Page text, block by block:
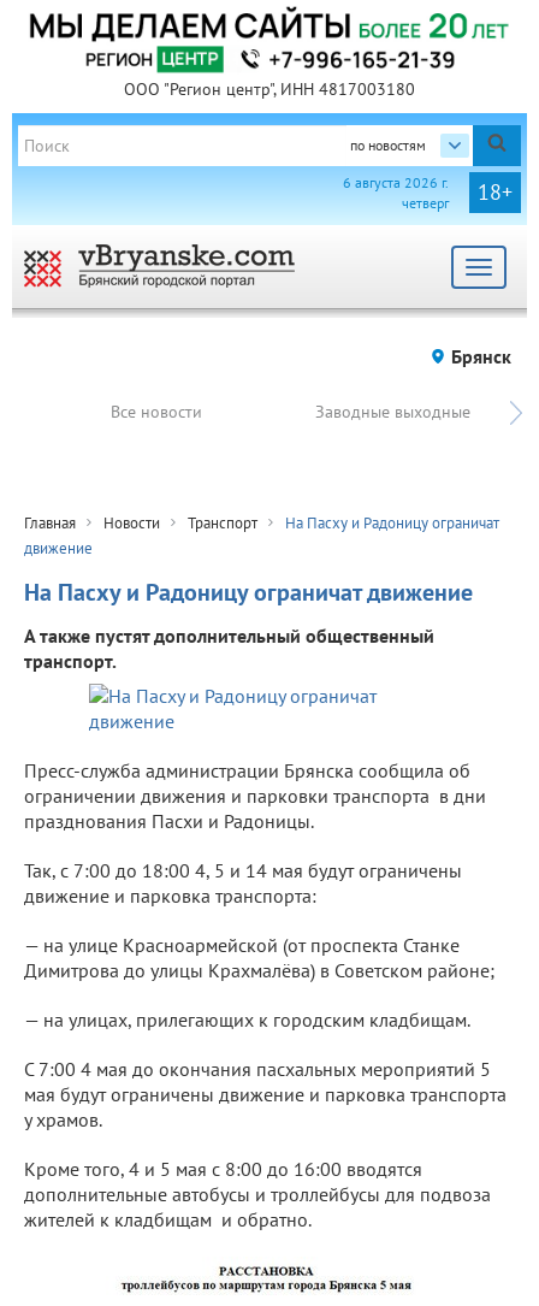
ООО "Регион центр", ИНН 4817003180
по новостям
18+
6 августа 2026 г.
четверг
Toggle
Брянск
Все новости Заводные выходные
Главная Новости Транспорт
На Пасху и Радоницу ограничат
движение
На Пасху и Радоницу ограничат движение
А также пустят дополнительный общественный
транспорт.
Пресс-служба администрации Брянска сообщила об
ограничении движения и парковки транспорта в дни
празднования Пасхи и Радоницы.
Так, с 7:00 до 18:00 4, 5 и 14 мая будут ограничены
движение и парковка транспорта:
— на улице Красноармейской (от проспекта Станке
Димитрова до улицы Крахмалёва) в Советском районе;
— на улицах, прилегающих к городским кладбищам.
С 7:00 4 мая до окончания пасхальных мероприятий 5
мая будут ограничены движение и парковка транспорта
у храмов.
Кроме того, 4 и 5 мая с 8:00 до 16:00 вводятся
дополнительные автобусы и троллейбусы для подвоза
жителей к кладбищам и обратно.